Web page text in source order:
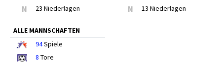
N 23 Niederlagen N 13 Niederlagen
ALLE MANNSCHAFTEN
94Spiele
8 Tore